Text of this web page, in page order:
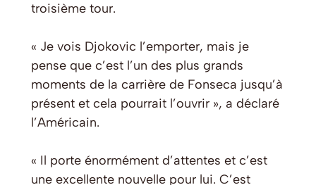
troisième tour.
« Je vois Djokovic l’emporter, mais je
pense que c’est l’un des plus grands
moments de la carrière de Fonseca jusqu’à
présent et cela pourrait l’ouvrir », a déclaré
l’Américain.
« Il porte énormément d’attentes et c’est
une excellente nouvelle pour lui. C’est